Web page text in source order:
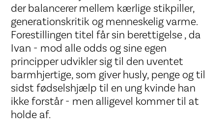
der balancerer mellem kærlige stikpiller,
generationskritik og menneskelig varme.
Forestillingen titel får sin berettigelse , da
Ivan - mod alle odds og sine egen
principper udvikler sig til den uventet
barmhjertige, som giver husly, penge og til
sidst fødselshjælp til en ung kvinde han
ikke forstår - men alligevel kommer til at
holde af.